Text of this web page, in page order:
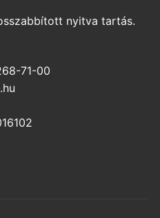
nyitva tartás.
71-00